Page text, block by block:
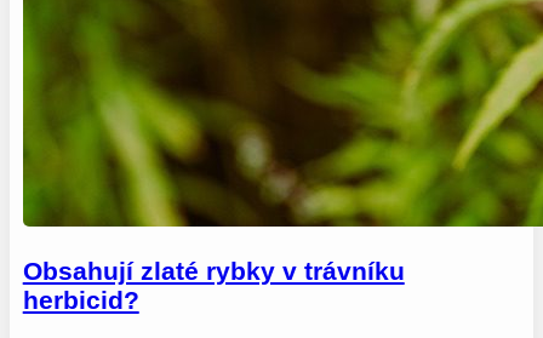
Obsahují zlaté rybky v trávníku
herbicid?